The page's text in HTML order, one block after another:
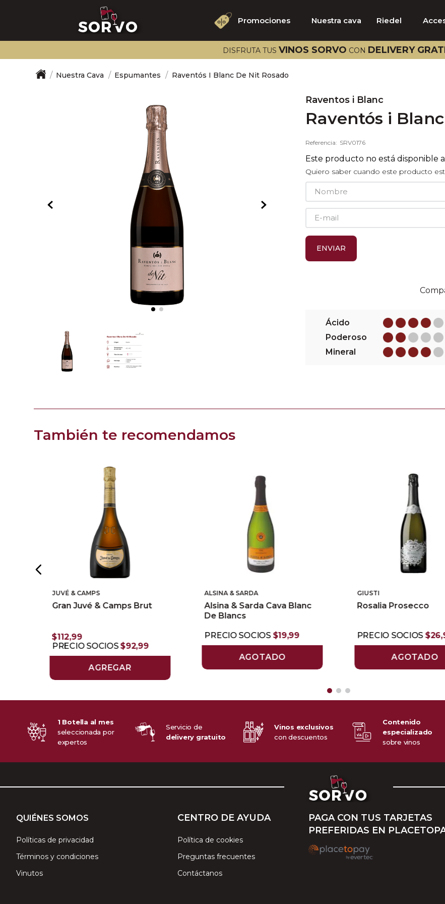
Promociones Nuestra cava Riedel
DISFRUTA TUS VINOS SORVO CON DELIVERY
Nuestra Cava Espumantes Raventós I Blanc De Nit Rosado
Raventos i Blanc
Raventós i
Referencia: SRV0176
Este producto no está disponible
Quiero saber cuando este producto
ENVIAR
Ácido
Poderoso
Mineral
También te recomendamos
JUVÉ & CAMPS
Gran Juvé & Camps Brut
$112,99
PRECIO SOCIOS$92,99
AGREGAR
ALSINA & SARDA
Alsina & Sarda Cava Blanc
De Blancs
PRECIO SOCIOS $19,99
AGOTADO
GIUSTI
Rosalia Prosecco
PRECIO SOCIOS $26,
AGOTADO
1 Botella al mes
seleccionada por
expertos
Servicio de
delivery gratuito
Vinos exclusivos
con descuentos
Contenido
especializado
sobre vinos
QUIÉNES SOMOS
Políticas de privacidad
Términos y condiciones
Vinutos
CENTRO DE AYUDA
Política de cookies
Preguntas frecuentes
Contáctanos
PAGA CON TUS TARJETAS
PREFERIDAS EN
TÉRMINOS MÁS BUSCADOS
pazo señorans
9